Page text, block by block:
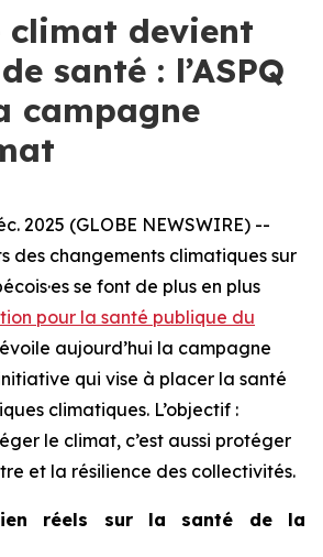
climat devient
santé : l’ASPQ
campagne
2025 (GLOBE NEWSWIRE) --
des changements climatiques sur
se font de plus en plus
pour la santé publique du
aujourd’hui la campagne
qui vise à placer la santé
climatiques. L’objectif :
le climat, c’est aussi protéger
et la résilience des collectivités.
réels sur la santé de la